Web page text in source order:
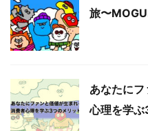
旅〜
あなたに
心理を学